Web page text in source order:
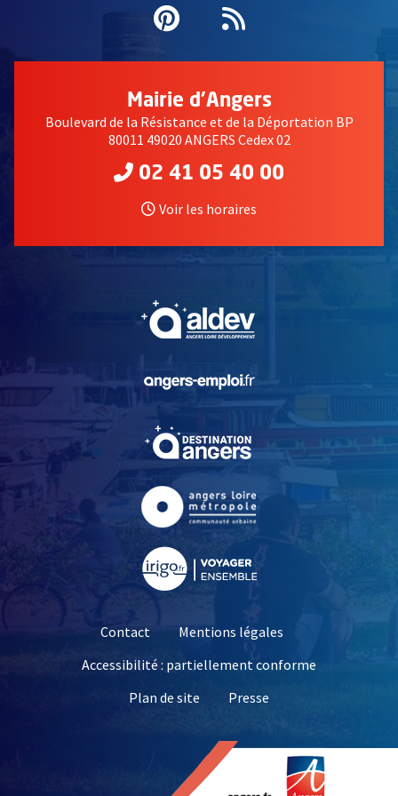
Pinterest
, Ouvre une
Flux RSS
Mairie d'Angers
Boulevard de la Résistance et de la Déportation BP
80011 49020 ANGERS Cedex 02
02 41 05 40 00
Voir les horaires
, Ouvre une nouvelle
, Ouvre une nouvelle
Contact
Mentions légales
Accessibilité : partiellement conforme
Plan de site
Presse